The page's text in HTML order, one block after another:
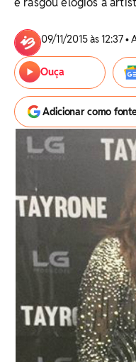
09/11/2015 às 12:37
Ouça
Adicionar como